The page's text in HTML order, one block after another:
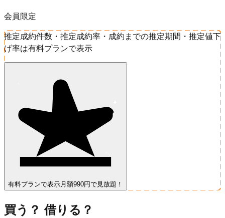
会員限定
推定成約件数・推定成約率・成約までの推定期間・推定値下
げ率は有料プランで表示
有料プランで表示 月額990円で見放題！
買う？ 借りる？